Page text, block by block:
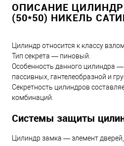
ОПИСАНИЕ ЦИЛИНДР
(50*50) НИКЕЛЬ
Цилиндр относится к классу
Тип секрета — пиновый.
Особенность данного цилиндра
пассивных, гантелеобразной и
Секретность цилиндров
комбинаций.
Системы защиты
Цилиндр замка — элемент